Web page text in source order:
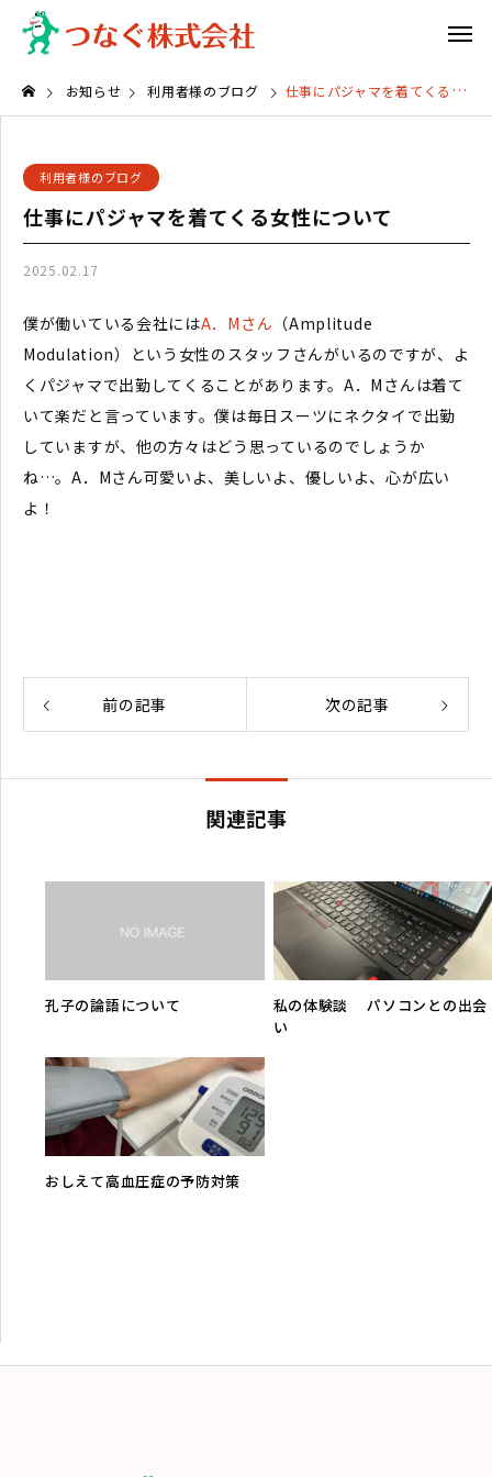
お知らせ 利用者様のブログ 仕事にパジャマを着てくる女性について
利用者様のブログ
仕事にパジャマを着てくる女性について
2025.02.17
僕が働いている会社にはA．Mさん （Amplitude
Modulation）という女性のスタッフさんがいるのですが、よ
くパジャマで出勤してくることがあります。A．Mさんは着て
いて楽だと言っています。僕は毎日スーツにネクタイで出勤
していますが、他の方々はどう思っているのでしょうか
ね…。A．Mさん可愛いよ、美しいよ、優しいよ、心が広い
よ！
前の記事 次の記事
関連記事
孔子の論語について
私の体験談 パソコンとの出会
い
おしえて高血圧症の予防対策